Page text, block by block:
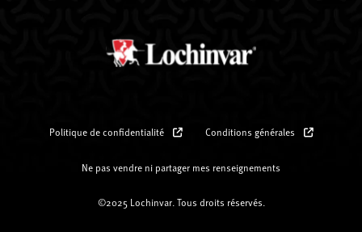
Politique de confidentialité Conditions générales
Ne pas vendre ni partager mes renseignements
©2025 Lochinvar. Tous droits réservés.